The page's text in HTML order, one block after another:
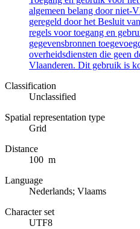
algemeen belang door niet-
geregeld door het Besluit
regels voor toegang en
gegevensbronnen
overheidsdiensten die geen
Vlaanderen. Dit gebruik is
Classification
Unclassified
Spatial representation type
Grid
Distance
100 m
Language
Nederlands; Vlaams
Character set
UTF8